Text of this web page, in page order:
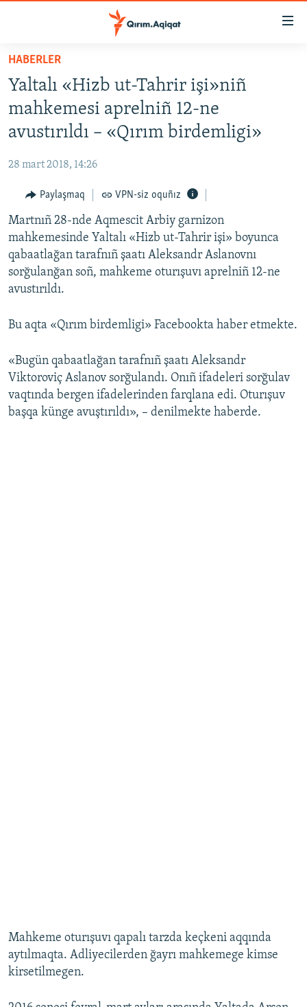
Esas
qaytmaq
Baş
navigatsiyağa
qaytmaq
Qıdıruvğa
HABERLER
SİYASET
İQTİSADİYAT
MEDENİYET
İNSAN AQLARI
VİDEO
SÜRET
BLOGLAR
FİKİR
Русский
Українською
QOŞULIÑIZ!
HABERLER
Yaltalı «Hizb ut-Tahrir işi»niñ
mahkemesi aprelniñ 12-ne
avustırıldı – «Qırım birdemligi»
28 mart 2018, 14:26
Paylaşmaq VPN-siz oquñız
Martnıñ 28-nde Aqmescit Arbiy garnizon
mahkemesinde Yaltalı «Hizb ut-Tahrir işi» boyunca
qabaatlağan tarafnıñ şaatı Aleksandr Aslanovnı
sorğulanğan soñ, mahkeme oturışuvı aprelniñ 12-ne
avustırıldı.
Bu aqta «Qırım birdemligi» Facebookta haber etmekte.
«Bugün qabaatlağan tarafnıñ şaatı Aleksandr
Viktoroviç Aslanov sorğulandı. Onıñ ifadeleri sorğulav
vaqtında bergen ifadelerinden farqlana edi. Oturışuv
başqa künge avuştırıldı», – denilmekte haberde.
Mahkeme oturışuvı qapalı tarzda keçkeni aqqında
aytılmaqta. Adliyecilerden ğayrı mahkemege kimse
kirsetilmegen.